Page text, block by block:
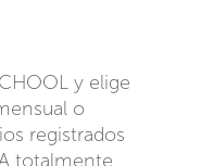
y elige
o
registrados
totalmente